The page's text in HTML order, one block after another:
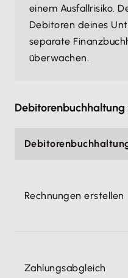
einem Ausfallrisiko.
Debitoren deines
separate
überwachen.
Rechnungen erstellen
Zahlungsabgleich